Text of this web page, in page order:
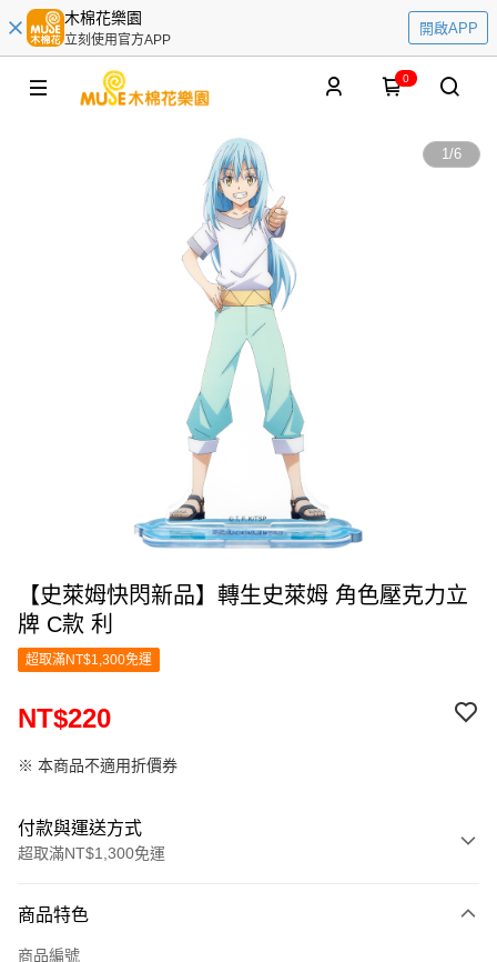
木棉花樂園
立刻使用官方APP
開啟APP
0
1/6
【史萊姆快閃新品】轉生史萊姆 角色壓克力立
牌 C款 利
超取滿NT$1,300免運
NT$220
※ 本商品不適用折價券
付款與運送方式
超取滿NT$1,300免運
信用卡一次付款
商品特色
商品編號